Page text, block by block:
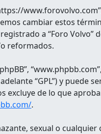
cambiar estos
a “Foro Volvo”
reformados.
“GPL”) y puede
excluye de lo que
.
sexual o